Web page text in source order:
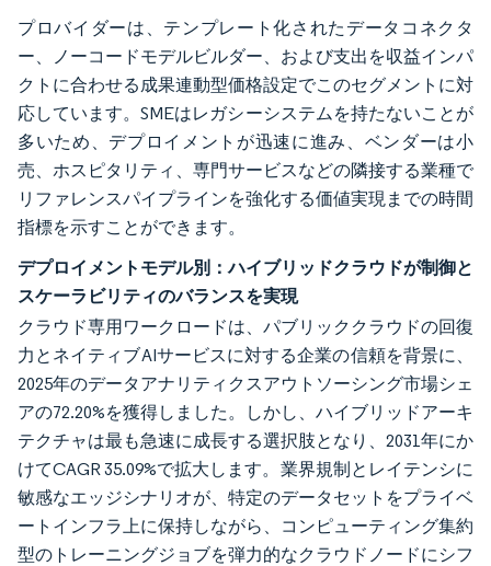
プロバイダーは、テンプレート化されたデータコネクタ
ー、ノーコードモデルビルダー、および支出を収益インパ
クトに合わせる成果連動型価格設定でこのセグメントに対
応しています。SMEはレガシーシステムを持たないことが
多いため、デプロイメントが迅速に進み、ベンダーは小
売、ホスピタリティ、専門サービスなどの隣接する業種で
リファレンスパイプラインを強化する価値実現までの時間
指標を示すことができます。
デプロイメントモデル別：ハイブリッドクラウドが制御と
スケーラビリティのバランスを実現
クラウド専用ワークロードは、パブリッククラウドの回復
力とネイティブAIサービスに対する企業の信頼を背景に、
2025年のデータアナリティクスアウトソーシング市場シェ
アの72.20%を獲得しました。しかし、ハイブリッドアーキ
テクチャは最も急速に成長する選択肢となり、2031年にか
けてCAGR 35.09%で拡大します。業界規制とレイテンシに
敏感なエッジシナリオが、特定のデータセットをプライベ
ートインフラ上に保持しながら、コンピューティング集約
型のトレーニングジョブを弾力的なクラウドノードにシフ